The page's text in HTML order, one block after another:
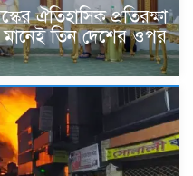
ঐতিহাসিক প্রতিরক্ষা
তিন দেশের ওপর